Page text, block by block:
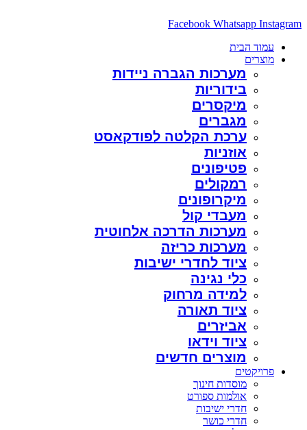
לתוכן
Facebook Whatsapp Instagram
עמוד הבית
מוצרים
מערכות הגברה ניידות
בידוריות
מיקסרים
מגברים
ערכת הקלטה לפודקאסט
אוזניות
פטיפונים
רמקולים
מיקרופונים
מעבדי קול
מערכות הדרכה אלחוטית
מערכות כריזה
ציוד לחדרי ישיבות
כלי נגינה
למידה מרחוק
ציוד תאורה
אביזרים
ציוד וידאו
מוצרים חדשים
פרויקטים
מוסדות חינוך
אולמות ספורט
חדרי ישיבות
חדרי כושר